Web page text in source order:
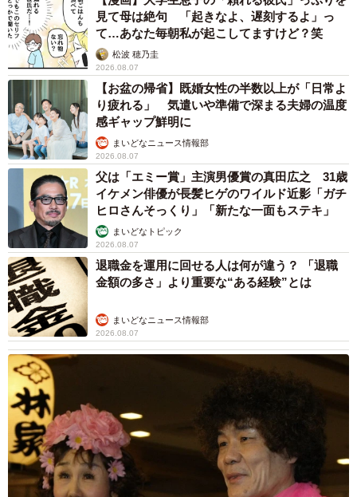
見て母は絶句 「起きなよ、遅刻するよ」っ
て…あなた毎朝私が起こしてますけど？笑
松波 穂乃圭
2026.08.07
【お盆の帰省】既婚女性の半数以上が「日常よ
り疲れる」 気遣いや準備で深まる夫婦の温度
感ギャップ鮮明に
まいどなニュース情報部
2026.08.07
父は「エミー賞」主演男優賞の真田広之 31歳
イケメン俳優が長髪ヒゲのワイルド近影「ガチ
ヒロさんそっくり」「新たな一面もステキ」
まいどなトピック
2026.08.07
退職金を運用に回せる人は何が違う？ 「退職
金額の多さ」より重要な“ある経験”とは
まいどなニュース情報部
2026.08.07